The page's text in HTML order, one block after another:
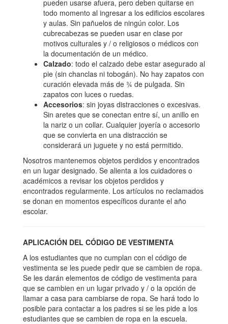
pueden usarse afuera, pero deben quitarse en
todo momento al ingresar a los edificios escolares
y aulas. Sin pañuelos de ningún color. Los
cubrecabezas se pueden usar en clase por
motivos culturales y / o religiosos o médicos con
la documentación de un médico.
Calzado: todo el calzado debe estar asegurado al
pie (sin chanclas ni tobogán). No hay zapatos con
curación elevada más de ¾ de pulgada. Sin
zapatos con luces o ruedas.
Accesorios: sin joyas distracciones o excesivas.
Sin aretes que se conectan entre sí, un anillo en
la nariz o un collar. Cualquier joyería o accesorio
que se convierta en una distracción se
considerará un juguete y no está permitido.
Nosotros mantenemos objetos perdidos y encontrados
en un lugar designado. Se alienta a los cuidadores o
académicos a revisar los objetos perdidos y
encontrados regularmente. Los artículos no reclamados
se donan en momentos específicos durante el año
escolar.
APLICACIÓN DEL CÓDIGO DE VESTIMENTA
A los estudiantes que no cumplan con el código de
vestimenta se les puede pedir que se cambien de ropa.
Se les darán elementos de código de vestimenta para
que se cambien en un lugar privado y / o la opción de
llamar a casa para cambiarse de ropa. Se hará todo lo
posible para contactar a los padres si se les pide a los
estudiantes que se cambien de ropa en la escuela.